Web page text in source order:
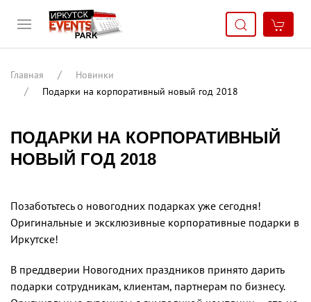
Главная
Новинки
Подарки на корпоративный новый год 2018
ПОДАРКИ НА КОРПОРАТИВНЫЙ
НОВЫЙ ГОД 2018
Позаботьтесь о новогодних подарках уже сегодня!
Оригинальные и эксклюзивные корпоративные подарки в
Иркутске!
В преддверии Новогодних праздников принято дарить
подарки сотрудникам, клиентам, партнерам по бизнесу.